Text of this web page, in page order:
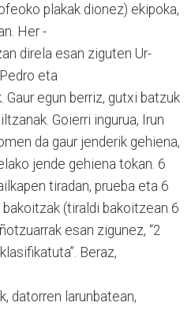
plakak dionez) ekipoka,
Her -
direla esan ziguten Ur-
eta
Gaur egun berriz, gutxi batzuk
Goierri ingurua, Irun
da gaur jenderik gehiena,
jende gehiena tokan. 6
tiradan, prueba eta 6
(tiraldi bakoitzean 6
esan zigunez, “2
Beraz,
datorren larunbatean,